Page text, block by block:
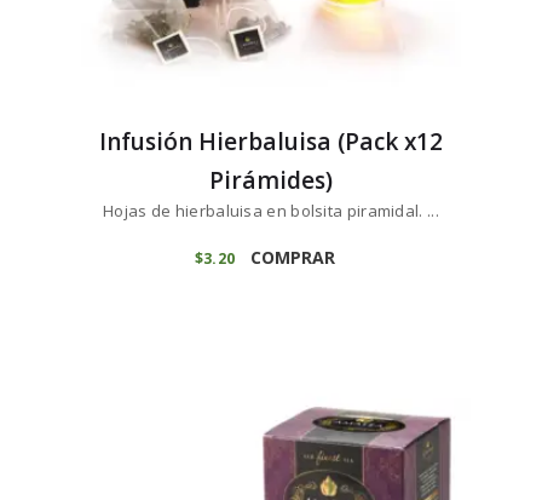
Infusión Hierbaluisa (Pack x12
Pirámides)
Hojas de hierbaluisa en bolsita piramidal. ...
$3 20 COMPRAR